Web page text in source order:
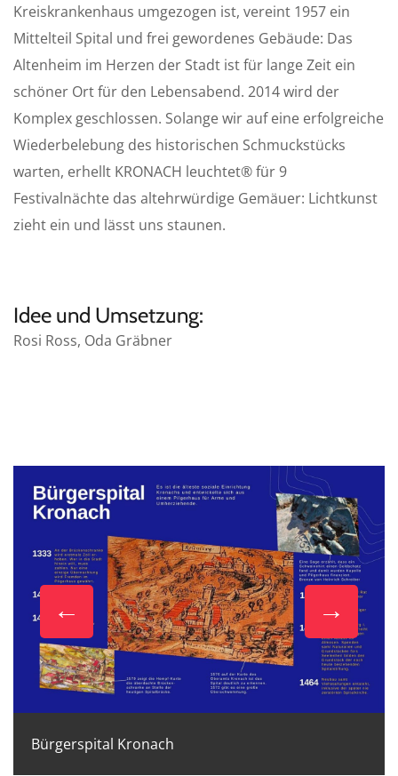
Kreiskrankenhaus umgezogen ist, vereint 1957 ein
Mittelteil Spital und frei gewordenes Gebäude: Das
Altenheim im Herzen der Stadt ist für lange Zeit ein
schöner Ort für den Lebensabend. 2014 wird der
Komplex geschlossen. Solange wir auf eine erfolgreiche
Wiederbelebung des historischen Schmuckstücks
warten, erhellt KRONACH leuchtet® für 9
Festivalnächte das altehrwürdige Gemäuer: Lichtkunst
zieht ein und lässt uns staunen.
Idee und Umsetzung:
Rosi Ross, Oda Gräbner
Bürgerspital Kronach